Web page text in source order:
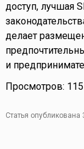
доступ, лучшая
делает
и
Просмотров:
Статья опубликована